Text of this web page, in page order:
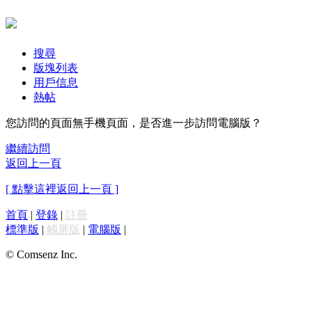
搜尋
版塊列表
用戶信息
熱帖
您訪問的頁面無手機頁面，是否進一步訪問電腦版？
繼續訪問
返回上一頁
[ 點擊這裡返回上一頁 ]
首頁 | 登錄 | 註冊
標準版 | 觸屏版 | 電腦版 |
© Comsenz Inc.